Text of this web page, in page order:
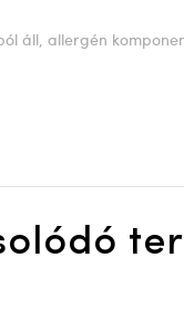
allergén